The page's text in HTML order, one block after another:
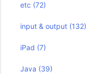
etc (72)
input & output (132)
iPad (7)
Java (39)